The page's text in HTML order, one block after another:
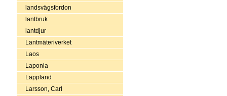
landsvägsfordon
lantbruk
lantdjur
Lantmäteriverket
Laos
Laponia
Lappland
Larsson, Carl